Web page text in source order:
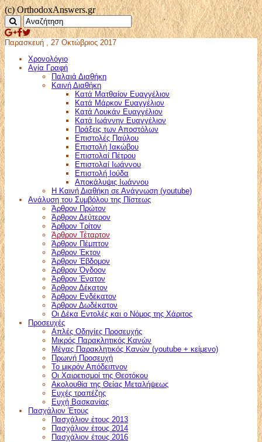
(c) OrthodoxAnswers.gr
Παρασκευή , 27 Οκτώβριος 2017
Χρονολόγιο
Αγία Γραφή
Παλαιά Διαθήκη
Καινή Διαθήκη
Κατά Ματθαίον Ευαγγέλιον
Κατά Μάρκον Ευαγγέλιον
Κατά Λουκάν Ευαγγέλιον
Κατά Ιωάννην Ευαγγέλιον
Πράξεις των Αποστόλων
Επιστολές Παύλου
Επιστολή Ιακώβου
Επιστολαί Πέτρου
Επιστολαί Ιωάννου
Επιστολή Ιούδα
Αποκάλυψις Ιωάννου
Η Καινή Διαθήκη σε Ανάγνωση (youtube)
Ανάλυση του Συμβόλου της Πίστεως
Άρθρον Πρώτον
Άρθρον Δεύτερον
Άρθρον Τρίτον
Άρθρον Τέταρτον
Άρθρον Πέμπτον
Άρθρον Έκτον
Άρθρον Έβδομον
Άρθρον Όγδοον
Άρθρον Ένατον
Άρθρον Δέκατον
Άρθρον Ενδέκατον
Άρθρον Δωδέκατον
Οι Δέκα Εντολές και ο Νόμος της Χάριτος
Προσευχές
Απλές Οδηγίες Προσευχής
Μικρός Παρακλητικός Κανών
Μέγας Παρακλητικός Κανών (youtube + κείμενο)
Πρωινή Προσευχή
Το μικρόν Απόδειπνον
Οι Χαιρετισμοί της Θεοτόκου
Ακολουθία της Θείας Μεταλήψεως
Ευχές τραπέζης
Ευχή Βασκανίας
Πασχάλιον Έτους
Πασχάλιον έτους 2013
Πασχάλιον έτους 2014
Πασχάλιον έτους 2016